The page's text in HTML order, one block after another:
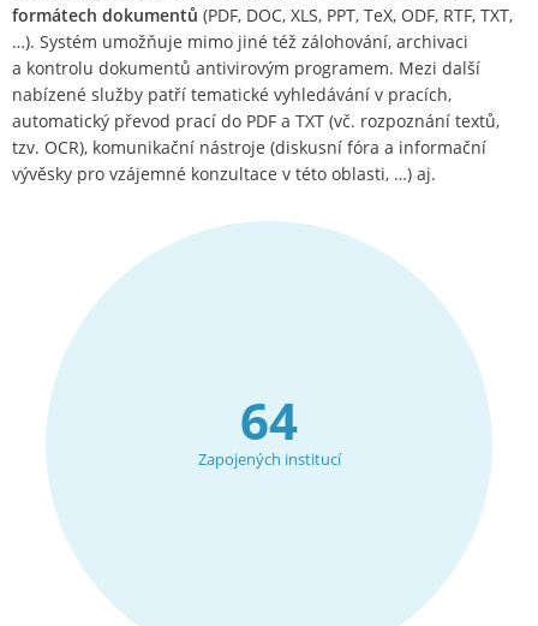
formátech dokumentů (PDF, DOC, XLS, PPT, TeX, ODF, RTF, TXT,
…). Systém umožňuje mimo jiné též zálohování, archivaci
a kontrolu dokumentů antivirovým programem. Mezi další
nabízené služby patří tematické vyhledávání v pracích,
automatický převod prací do PDF a TXT (vč. rozpoznání textů,
tzv. OCR), komunikační nástroje (diskusní fóra a informační
vývěsky pro vzájemné konzultace v této oblasti, …) aj.
64
Zapojených institucí